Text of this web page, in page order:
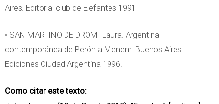
Aires. Editorial club de Elefantes 1991
• SAN MARTINO DE DROMI Laura. Argentina
contemporánea de Perón a Menem. Buenos Aires.
Ediciones Ciudad Argentina 1996.
Como citar este texto: